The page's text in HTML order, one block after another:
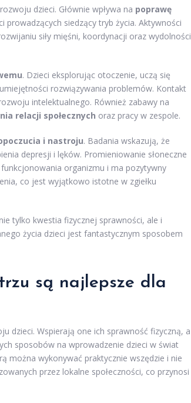
dzieci. Głównie wpływa na poprawę
prowadzących siedzący tryb życia. Aktywności
siły mięśni, koordynacji oraz wydolności
. Dzieci eksplorując otoczenie, uczą się
rozwiązywania problemów. Kontakt
intelektualnego. Również zabawy na
relacji społecznych oraz pracy w zespole.
i nastroju. Badania wskazują, że
depresji i lęków. Promieniowanie słoneczne
organizmu i ma pozytywny
co jest wyjątkowo istotne w zgiełku
tylko kwestia fizycznej sprawności, ale i
życia dzieci jest fantastycznym sposobem
są najlepsze dla
dzieci. Wspierają one ich sprawność fizyczną, a
sposobów na wprowadzenie dzieci w świat
można wykonywać praktycznie wszędzie i nie
przez lokalne społeczności, co przynosi